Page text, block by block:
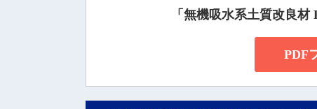
「無機吸水系土質改良
PDF